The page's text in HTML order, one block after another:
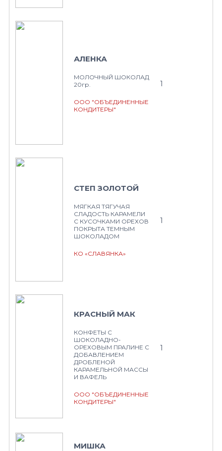
АЛЕНКА
МОЛОЧНЫЙ ШОКОЛАД
20гр.
ООО "ОБЪЕДИНЕННЫЕ
КОНДИТЕРЫ"
1
СТЕП ЗОЛОТОЙ
МЯГКАЯ ТЯГУЧАЯ
СЛАДОСТЬ КАРАМЕЛИ
С КУСОЧКАМИ ОРЕХОВ
ПОКРЫТА ТЕМНЫМ
ШОКОЛАДОМ
КО «СЛАВЯНКА»
1
КРАСНЫЙ МАК
КОНФЕТЫ С
ШОКОЛАДНО-
ОРЕХОВЫМ ПРАЛИНЕ С
ДОБАВЛЕНИЕМ
ДРОБЛЕНОЙ
КАРАМЕЛЬНОЙ МАССЫ
И ВАФЕЛЬ
ООО "ОБЪЕДИНЕННЫЕ
КОНДИТЕРЫ"
1
МИШКА